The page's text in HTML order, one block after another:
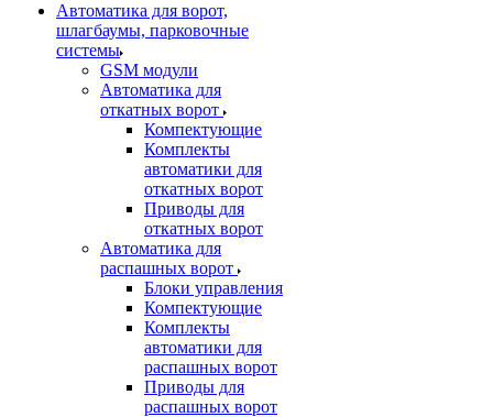
Автоматика для ворот,
шлагбаумы, парковочные
системы
GSM модули
Автоматика для
откатных ворот
Компектующие
Комплекты
автоматики для
откатных ворот
Приводы для
откатных ворот
Автоматика для
распашных ворот
Блоки управления
Компектующие
Комплекты
автоматики для
распашных ворот
Приводы для
распашных ворот